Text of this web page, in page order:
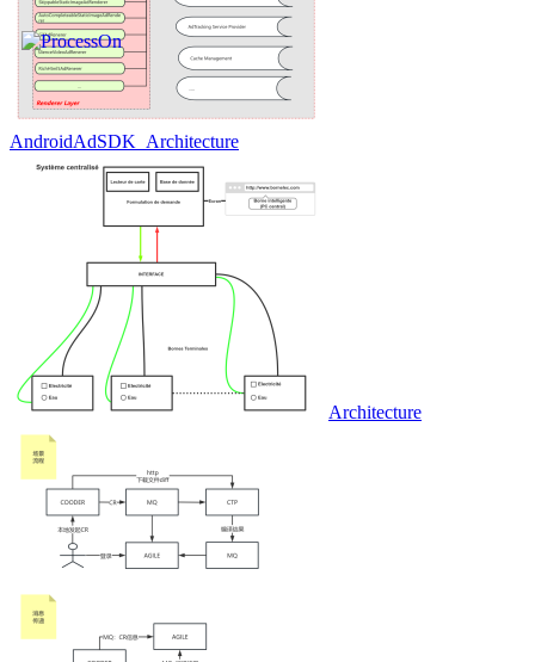
AndroidAdSDK_Architecture
Architecture